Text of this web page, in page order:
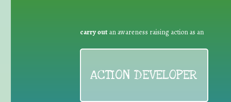
carry out an awareness raising action as an
ACTION DEVELOPER